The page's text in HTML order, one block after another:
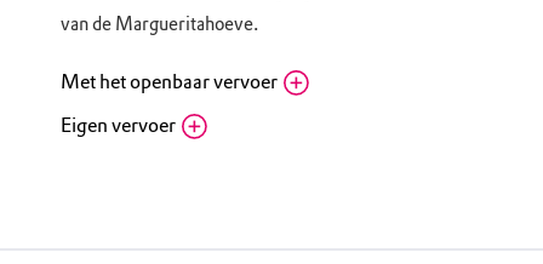
van de Margueritahoeve.
Met het openbaar vervoer
Bushalte veerdienst, Zuid-Beijerland
Eigen vervoer